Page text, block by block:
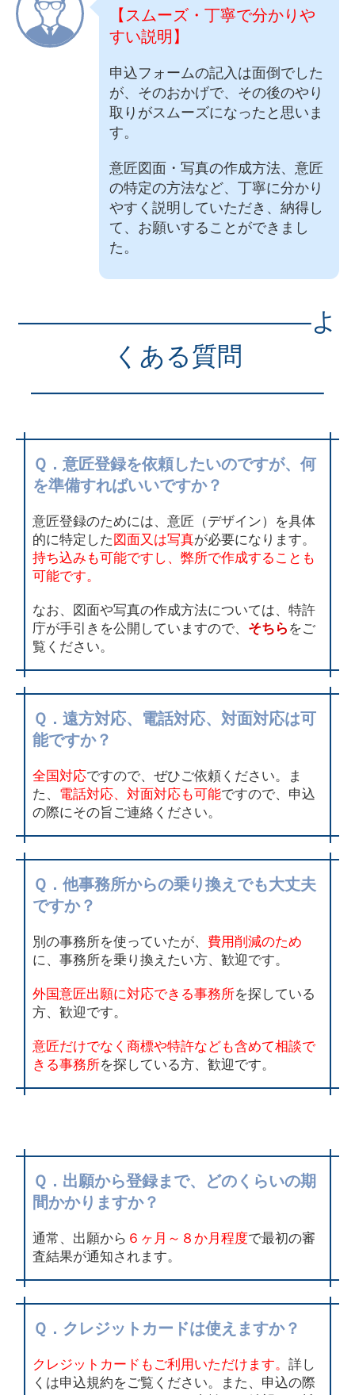
【スムーズ・丁寧で分かりや
すい説明】
申込フォームの記入は面倒でした
が、そのおかげで、その後のやり
取りがスムーズになったと思いま
す。
意匠図面・写真の作成方法、意匠
の特定の方法など、丁寧に分かり
やすく説明していただき、納得し
て、お願いすることができまし
た。
———————————–よ
くある質問
———————————–
Ｑ．意匠登録を依頼したいのですが、何
を準備すればいいですか？
意匠登録のためには、意匠（デザイン）を具体
的に特定した 図面又は写真が必要になります。
持ち込みも可能ですし、弊所で作成することも
可能です。
なお、図面や写真の作成方法については、特許
庁が手引きを公開していますので、 そちら をご
覧ください。
Ｑ．遠方対応、電話対応、対面対応は可
能ですか？
全国対応ですので、ぜひご依頼ください。ま
た、 電話対応、対面対応も可能ですので、申込
の際にその旨ご連絡ください。
Ｑ．他事務所からの乗り換えでも大丈夫
ですか？
別の事務所を使っていたが、 費用削減のため
に、事務所を乗り換えたい方、歓迎です。
外国意匠出願に対応できる事務所を探している
方、歓迎です。
意匠だけでなく商標や特許なども含めて相談で
きる事務所を探している方、歓迎です。
Ｑ．出願から登録まで、どのくらいの期
間かかりますか？
通常、出願から ６ヶ月～８か月程度で最初の審
査結果が通知されます。
Ｑ．クレジットカードは使えますか？
クレジットカードもご利用いただけます。 詳し
くは申込規約をご覧ください。また、申込の際